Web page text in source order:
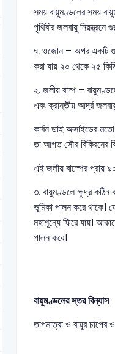
সময় বায়ুমণ্ডলের সময়
পৃথিবীর জলবায়ু নিয়ন্ত্রনে
ঘ. ওজোন – অপর একটি
করা যায় ২০ থেকে ২৫
২. জলীয় বাষ্প –
এবং ক্রান্তীয় আর্দ্র
কার্বন ডাই অক্সাইডের
তা আগত সৌর বিকিরনের
এই জলীয় বাস্পের প্রায়
৩. বায়ুমণ্ডলে ক্ষুদ্র
ভূমিকা পালন করে
মহাশূন্যে ফিরে যায়।
পালন করে।
বায়ুমণ্ডলের স্তর বিন্যাস
তাপমাত্রা ও বায়ুর